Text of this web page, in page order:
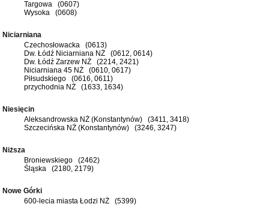
Targowa (0607)
Wysoka (0608)
Niciarniana
Czechosłowacka (0613)
Dw. Łódź Niciarniana NŻ (0612, 0614)
Dw. Łódź Zarzew NŻ (2214, 2421)
Niciarniana 45 NŻ (0610, 0617)
Piłsudskiego (0616, 0611)
przychodnia NŻ (1633, 1634)
Niesięcin
Aleksandrowska NŻ (Konstantynów) (3411, 3418)
Szczecińska NŻ (Konstantynów) (3246, 3247)
Niższa
Broniewskiego (2462)
Śląska (2180, 2179)
Nowe Górki
600-lecia miasta Łodzi NŻ (5399)